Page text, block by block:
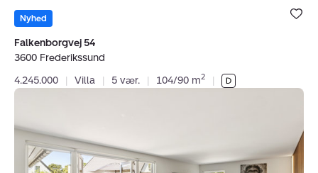
Bolig er
under dine
Nyhed
Falkenborgvej 54
3600 Frederikssund
4.245.000
| Villa | 5 vær. | 104/90 m2 |
70,
Ejby,
4070